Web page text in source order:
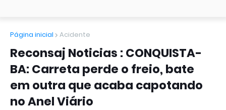
Página inicial Acidente
Reconsaj Noticias : CONQUISTA-
BA: Carreta perde o freio, bate
em outra que acaba capotando
no Anel Viário